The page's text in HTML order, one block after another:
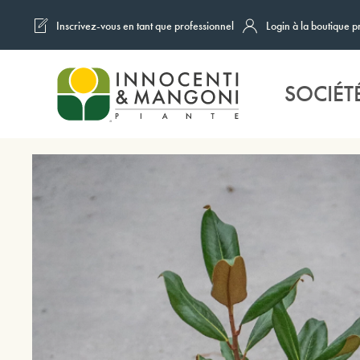
Skip to main content
Inscrivez-vous en tant que professionnel Login à la boutique